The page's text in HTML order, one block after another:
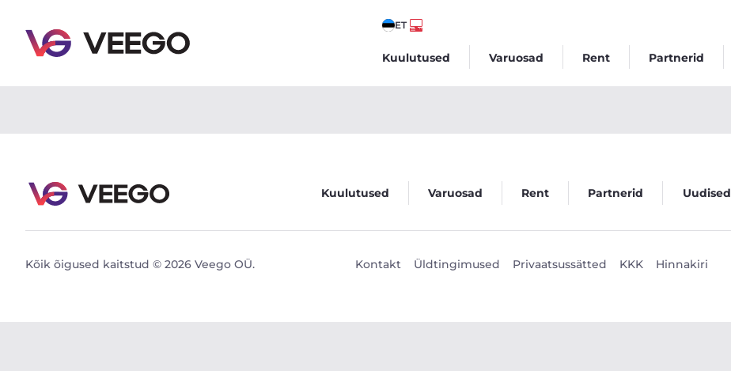
ET
Kuulutused Varuosad Rent Partnerid
Kuulutused Varuosad Rent Partnerid Uudised
Kõik õigused kaitstud © 2026 Veego OÜ. Kontakt Üldtingimused Privaatsussätted KKK Hinnakiri